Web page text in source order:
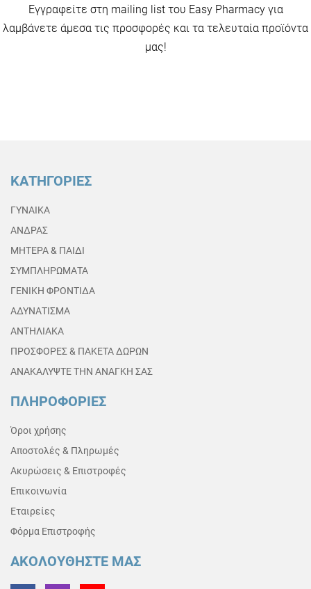
Εγγραφείτε στη mailing list του Easy Pharmacy για
λαμβάνετε άμεσα τις προσφορές και τα τελευταία προϊόντα
μας!
ΚΑΤΗΓΟΡΙΕΣ
ΓΥΝΑΙΚΑ
ΑΝΔΡΑΣ
ΜΗΤΕΡΑ & ΠΑΙΔΙ
ΣΥΜΠΛΗΡΩΜΑΤΑ
ΓΕΝΙΚΗ ΦΡΟΝΤΙΔΑ
ΑΔΥΝΑΤΙΣΜΑ
ΑΝΤΗΛΙΑΚΑ
ΠΡΟΣΦΟΡΕΣ & ΠΑΚΕΤΑ ΔΩΡΩΝ
ΑΝΑΚΑΛΥΨΤΕ ΤΗΝ ΑΝΑΓΚΗ ΣΑΣ
ΠΛΗΡΟΦΟΡΙΕΣ
Όροι χρήσης
Αποστολές & Πληρωμές
Ακυρώσεις & Επιστροφές
Επικοινωνία
Εταιρείες
Φόρμα Επιστροφής
ΑΚΟΛΟΥΘΗΣΤΕ ΜΑΣ